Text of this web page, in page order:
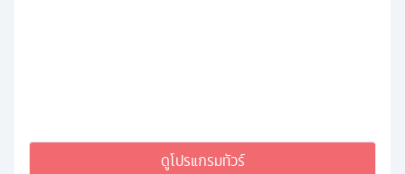
ดูโปรแกรมทัวร์